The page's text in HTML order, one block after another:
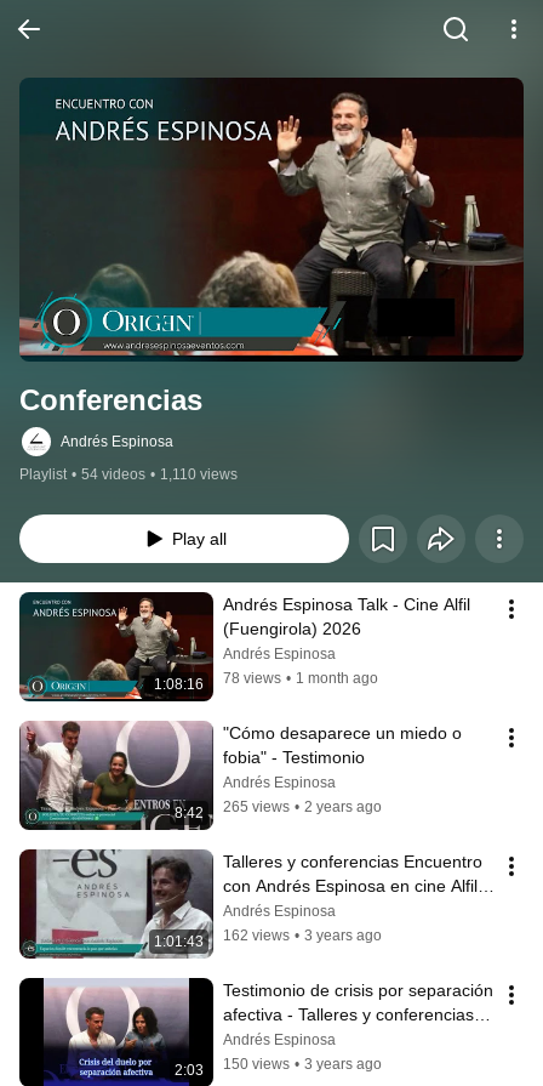
Conferencias
Andrés Espinosa
Playlist • 54 videos • 1,110 views
Play all
1:08:16
Andrés Espinosa Talk - Cine Alfil
(Fuengirola) 2026
Andrés Espinosa
78 views • 1 month ago
8:42
"Cómo desaparece un miedo o
fobia" - Testimonio
Andrés Espinosa
265 views • 2 years ago
1:01:43
Talleres y conferencias Encuentro
con Andrés Espinosa en cine Alfil
abril 2022
Andrés Espinosa
162 views • 3 years ago
2:03
Testimonio de crisis por separación
afectiva - Talleres y conferencias
de Andrés Espinosa
Andrés Espinosa
150 views • 3 years ago